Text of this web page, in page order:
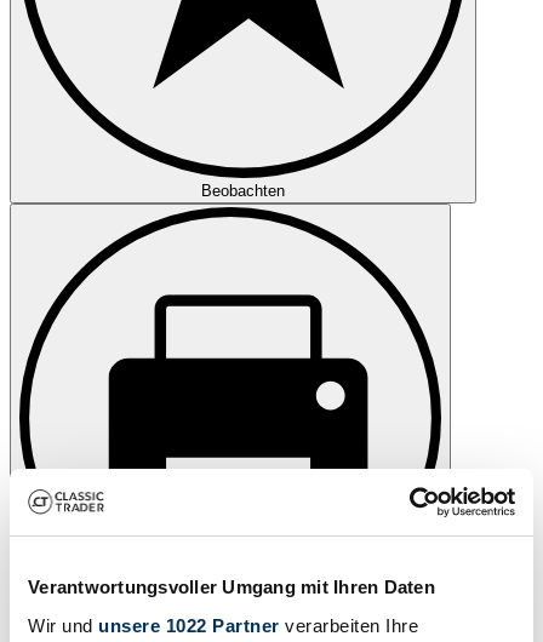
Verantwortungsvoller Umgang mit Ihren Daten
Wir und unsere 1022 Partner verarbeiten Ihre
Beobachten